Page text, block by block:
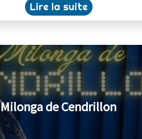
Lire la suite
Milonga de Cendrillon